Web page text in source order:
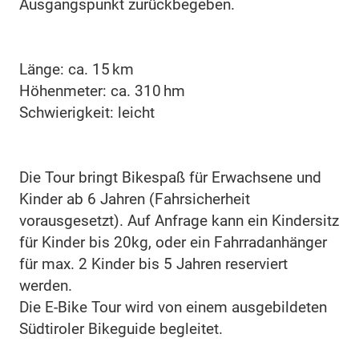
Ausgangspunkt zurückbegeben.
Länge: ca. 15 km
Höhenmeter: ca. 310 hm
Schwierigkeit: leicht
Die Tour bringt Bikespaß für Erwachsene und
Kinder ab 6 Jahren (Fahrsicherheit
vorausgesetzt). Auf Anfrage kann ein Kindersitz
für Kinder bis 20kg, oder ein Fahrradanhänger
für max. 2 Kinder bis 5 Jahren reserviert
werden.
Die E-Bike Tour wird von einem ausgebildeten
Südtiroler Bikeguide begleitet.